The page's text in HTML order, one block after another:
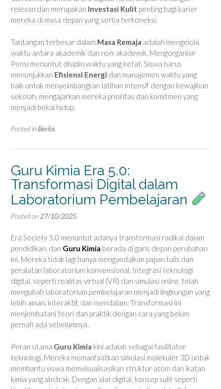
relevan dan merupakan Investasi Kulit penting bagi karier
mereka di masa depan yang serba terkoneksi.
Tantangan terbesar dalam Masa Remaja adalah mengelola
waktu antara akademik dan non-akademik. Mengorganisir
Pensi menuntut disiplin waktu yang ketat. Siswa harus
menunjukkan Efisiensi Energi dan manajemen waktu yang
baik untuk menyeimbangkan latihan intensif dengan kewajiban
sekolah, mengajarkan mereka prioritas dan komitmen yang
menjadi bekal hidup.
Posted in Berita
Guru Kimia Era 5.0:
Transformasi Digital dalam
Laboratorium Pembelajaran
Posted on 27/10/2025
Era Society 5.0 menuntut adanya transformasi radikal dalam
pendidikan, dan Guru Kimia berada di garis depan perubahan
ini. Mereka tidak lagi hanya mengandalkan papan tulis dan
peralatan laboratorium konvensional. Integrasi teknologi
digital, seperti realitas virtual (VR) dan simulasionline, telah
mengubah laboratorium pembelajaran menjadi lingkungan yang
lebih aman, interaktif, dan mendalam. Transformasi ini
menjembatani teori dan praktik dengan cara yang belum
pernah ada sebelumnya.
Peran utama Guru Kimia kini adalah sebagai fasilitator
teknologi. Mereka memanfaatkan simulasi molekuler 3D untuk
membantu siswa memvisualisasikan struktur atom dan ikatan
kimia yang abstrak. Dengan alat digital, konsep sulit seperti